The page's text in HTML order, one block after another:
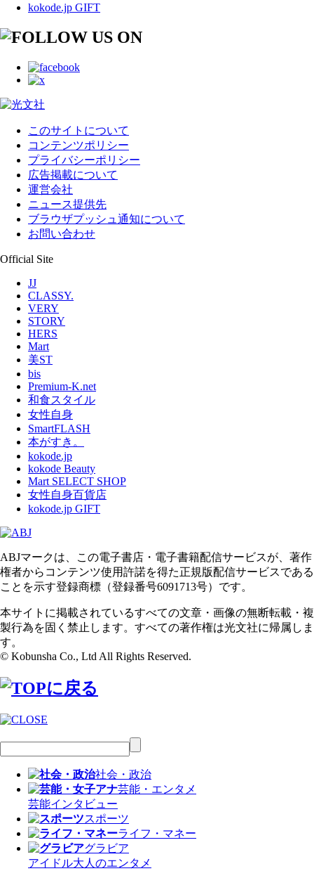
kokode.jp GIFT
このサイトについて
コンテンツポリシー
プライバシーポリシー
広告掲載について
運営会社
ニュース提供先
ブラウザプッシュ通知について
お問い合わせ
Official Site
JJ
CLASSY.
VERY
STORY
HERS
Mart
美ST
bis
Premium-K.net
和食スタイル
女性自身
SmartFLASH
本がすき。
kokode.jp
kokode Beauty
Mart SELECT SHOP
女性自身百貨店
kokode.jp GIFT
ABJマークは、この電子書店・電子書籍配信サービスが、著作
権者からコンテンツ使用許諾を得た正規版配信サービスである
ことを示す登録商標（登録番号6091713号）です。
本サイトに掲載されているすべての文章・画像の無断転載・複
製行為を固く禁止します。すべての著作権は光文社に帰属しま
す。
© Kobunsha Co., Ltd All Rights Reserved.
社会・政治
芸能・エンタメ
芸能インタビュー
スポーツ
ライフ・マネー
グラビア
アイドル大人のエンタメ